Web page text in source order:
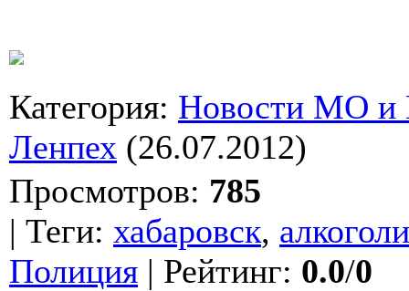
Категория: Новости МО
Ленпех (26.07.2012)
Просмотров: 785
| Теги: хабаровск,
Полиция | Рейтинг: 0.0/0